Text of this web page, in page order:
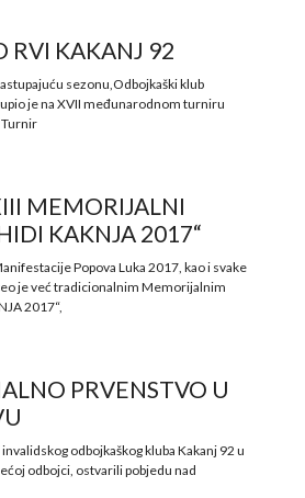
RVI KAKANJ 92
sezonu,Odbojkaški klub
je na XVII međunarodnom turniru
MEMORIJALNI
KAKNJA 2017“
Popova Luka 2017, kao i svake
je već tradicionalnim Memorijalnim
2017“,
PRVENSTVO U
odbojkaškog kluba Kakanj 92 u
odbojci, ostvarili pobjedu nad